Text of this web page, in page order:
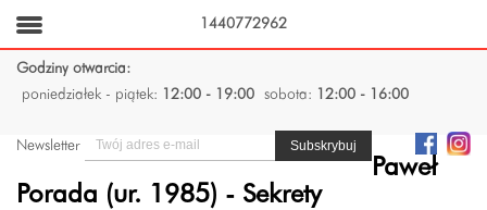
Godziny otwarcia:
poniedziałek - piątek:
12:00 - 19:00 sobota: 12:00 - 16:00
Newsletter
Paweł
Porada (ur. 1985) - Sekrety
1440772962